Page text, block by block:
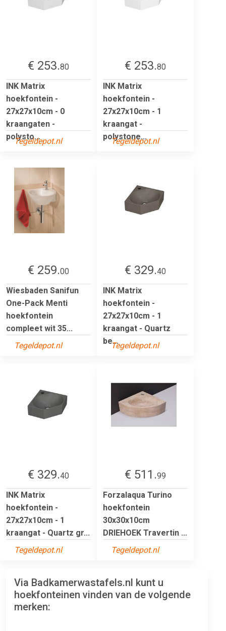
€ 253.80
INK Matrix
hoekfontein -
27x27x10cm - 0
kraangaten -
polysto...
Tegeldepot.nl
€ 253.80
INK Matrix
hoekfontein -
27x27x10cm - 1
kraangat -
polystone...
Tegeldepot.nl
€ 259.00
Wiesbaden Sanifun
One-Pack Menti
hoekfontein
compleet wit 35...
Tegeldepot.nl
€ 329.40
INK Matrix
hoekfontein -
27x27x10cm - 1
kraangat - Quartz
be...Tegeldepot.nl
€ 329.40
INK Matrix
hoekfontein -
27x27x10cm - 1
kraangat - Quartz gr...
Tegeldepot.nl
€ 511.99
Forzalaqua Turino
hoekfontein
30x30x10cm
DRIEHOEK Travertin ...
Tegeldepot.nl
Via Badkamerwastafels.nl kunt u
hoekfonteinen vinden van de volgende
merken: